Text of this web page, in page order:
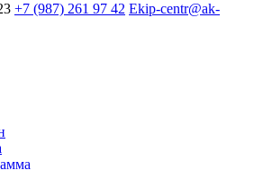
+7 (987) 261 97 42 Ekip-centr@ak-